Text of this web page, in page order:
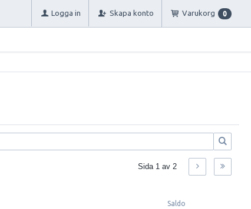
Logga in Skapa konto Varukorg 0
Sida 1 av 2
Saldo